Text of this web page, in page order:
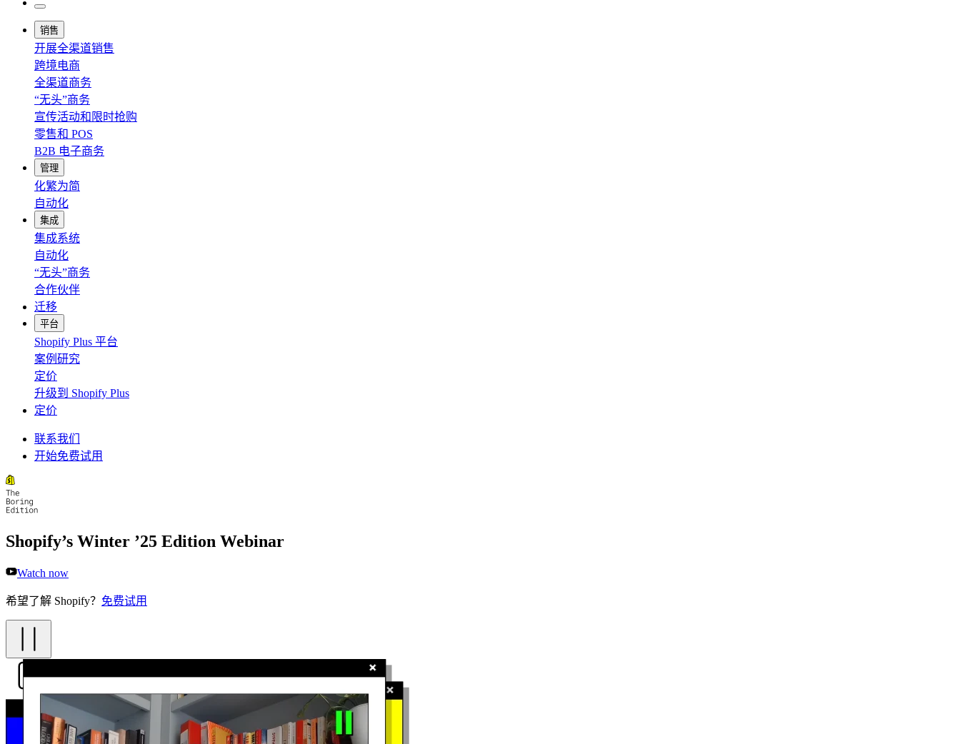
销售
开展全渠道销售
跨境电商
全渠道商务
“无头”商务
宣传活动和限时抢购
零售和 POS
B2B 电子商务
管理
化繁为简
自动化
集成
集成系统
自动化
“无头”商务
合作伙伴
迁移
平台
Shopify Plus 平台
案例研究
定价
升级到 Shopify Plus
定价
联系我们
开始免费试用
Shopify’s Winter ’25 Edition Webinar
Watch now
希望了解 Shopify？ 免费试用